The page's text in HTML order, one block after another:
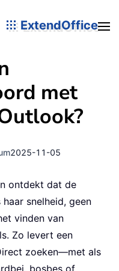
ExtendOffice
met
2025-11-05
ontdekt dat de
snelheid, geen
vinden van
Zo levert een
zoeken—met als